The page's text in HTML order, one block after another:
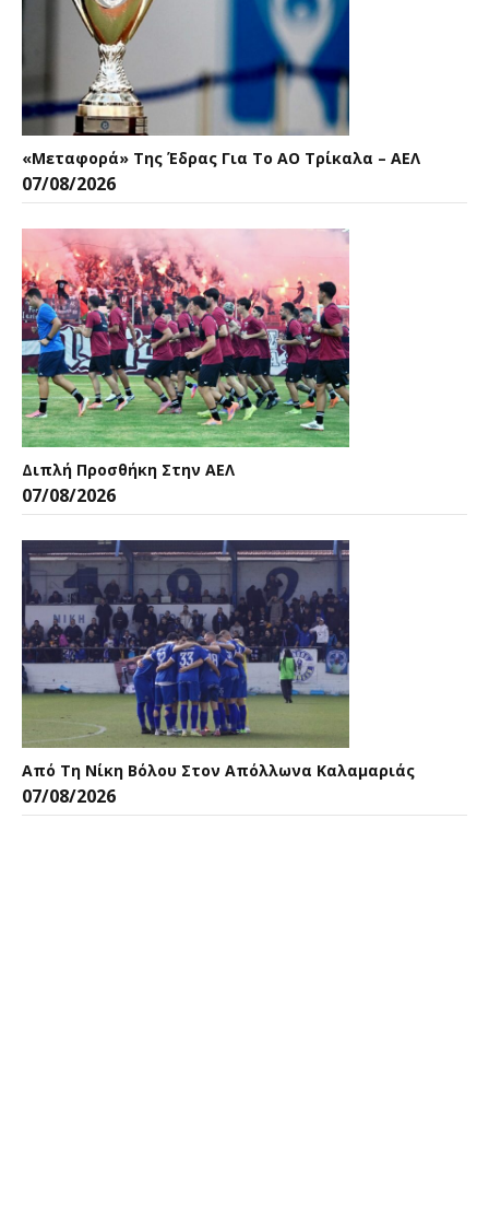
«Μεταφορά» Της Έδρας Για Το ΑΟ Τρίκαλα – ΑΕΛ
07/08/2026
Διπλή Προσθήκη Στην ΑΕΛ
07/08/2026
Από Τη Νίκη Βόλου Στον Απόλλωνα Καλαμαριάς
07/08/2026